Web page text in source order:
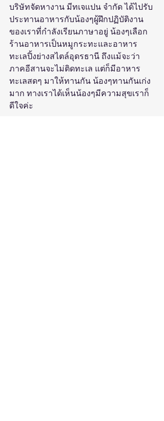
บริษัทจัดหางาน มีทเจแปน จำกัด ได้ไปรับ
ประทานอาหารกับน้องๆผู้ฝึกปฏิบัติงาน
ของเราที่กำลังเรียนภาษาอยู่ น้องๆเลือก
ร้านอาหารเป็นหมูกระทะและอาหาร
ทะเลปิ้งย่างสไตล์อุดรธานี ถึงแม้จะว่า
ภาคอีสานจะไม่ติดทะเล แต่ก็มีอาหาร
ทะเลสดๆ มาให้ทานกัน น้องๆทานกันเก่ง
มาก ทางเราได้เห็นน้องๆมีความสุขเราก็
ดีใจค่ะ